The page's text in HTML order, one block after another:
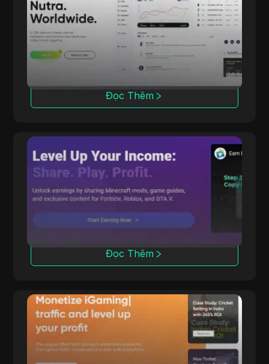
Với 6 năm kinh nghiệm, dr.cash cung cấp hơn
2000 sản phẩm Thực phẩm chức năng tại
200 khu vực, bao gồm cả những địa điểm độc
đáo.
Đọc Thêm
CPALead
CPALead chuyên về tiếp thị ứng dụng di động,
cung cấp một nền tảng đấu giá thời gian thực
và chương trình giới thiệu.
Đọc Thêm
Trafee
Trafee cung cấp cho các affiliate doanh thu
thông qua các mô hình CPC, CPS, CPL và
Revshare với các tùy chọn Smartlink.